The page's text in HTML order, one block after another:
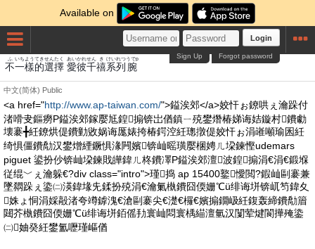
Available on
Login
Forgot password
Sign Up
不
ふ
一樣
いちよう
的
てき
選擇
せんたく
愛
あい
彼
かれ
千
せん
禧
き
系列
けいれつ
腕
うでp
中文(简体) Public
<a href="http://www.ap-taiwan.com/">鎰涘郊</a>姣忓ぉ鐐哄ぇ瀹跺付
渚嗗叏鏂癆P鎰涘郊鎵嬮尪鍠搧锛岀偤鎮ㄧ殑鐢熸椿娣诲姞鏇村鐨勮
壊褰╋紝鐐烘偍鐨勭敓娲诲厖婊挎椿鍔涳紝璁撴偍姣忓ぉ涓嶉噸瑜囷紝
绮惧僵鐨勪汉鐢熷緸鐝惧湪闁嬪锛屾暚璜嬮棞娉ㄦ垜鍊慳udemars
piguet 鍙扮仯锛屾垜鍊戝皣鍏ㄦ柊鐨凙P鎰涘郊澶波鍠搧涓€涓€鍛堢
従绲﹀ぇ瀹躲€?div class="intro">瑾捣 ap 15400鐜懓閲?鍜屾剾褰兼
墜閷跺ぇ鍌㈡渶鍏堟兂鍒扮殑涓€瀹氭槸鐨囧偄姗℃ü绯诲垪锛屼笉鍏夊
姝ょ恫涓婇毃渚夸竴鎼溾€滄剾褰尖€濋€欏€嬪搧鐗岋紝鍑轰締鐨勪篃
閮芥槸鐨囧偄姗℃ü绯诲垪銆傜劧寰屾悶寰楀緢澶氫汉闅荤煡閬撶殗鍌
㈡妯癸紝鐢氳嚦瑾嶇偤